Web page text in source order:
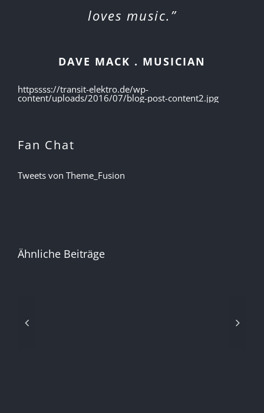
loves music.”
DAVE MACK . MUSICIAN
httpssss://transit-elektro.de/wp-
content/uploads/2016/07/blog-post-content2.jpg
Fan Chat
Tweets von Theme_Fusion
Ähnliche Beiträge